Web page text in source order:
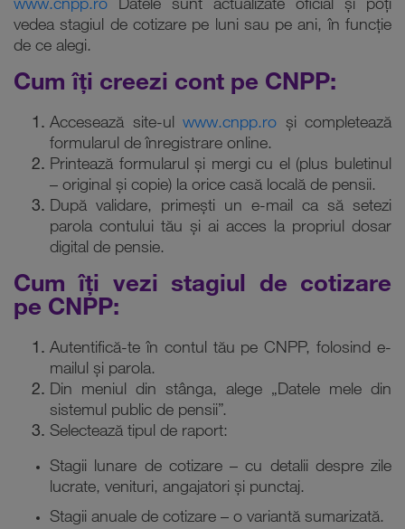
www.cnpp.ro Datele sunt actualizate oficial și poți
vedea stagiul de cotizare pe luni sau pe ani, în funcție
de ce alegi.
Cum îți creezi cont pe CNPP:
Accesează site-ul www.cnpp.ro și completează
formularul de înregistrare online.
Printează formularul și mergi cu el (plus buletinul
– original și copie) la orice casă locală de pensii.
După validare, primești un e-mail ca să setezi
parola contului tău și ai acces la propriul dosar
digital de pensie.
Cum îți vezi stagiul de cotizare
pe CNPP:
Autentifică-te în contul tău pe CNPP, folosind e-
mailul și parola.
Din meniul din stânga, alege „Datele mele din
sistemul public de pensii”.
Selectează tipul de raport:
Stagii lunare de cotizare – cu detalii despre zile
lucrate, venituri, angajatori și punctaj.
Stagii anuale de cotizare – o variantă sumarizată.